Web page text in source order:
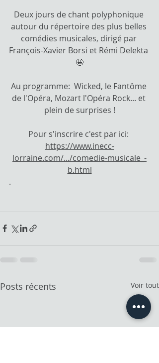
Deux jours de chant polyphonique
autour du répertoire des plus belles
comédies musicales, dirigé par
François-Xavier Borsi et Rémi Delekta
🤩
Au programme:  Wicked, le Fantôme
de l'Opéra, Mozart l'Opéra Rock... et
plein de surprises !
Pour s'inscrire c'est par ici:
https://www.inecc-
lorraine.com/.../comedie-musicale_-
b.html
.
Posts récents Voir tout